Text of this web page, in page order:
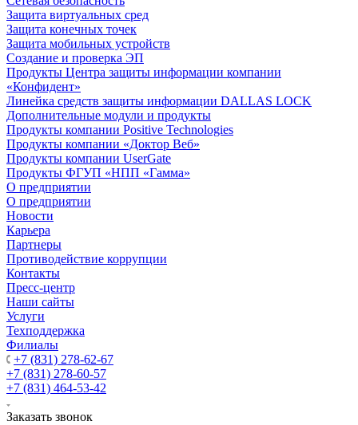
Защита виртуальных сред
Защита конечных точек
Защита мобильных устройств
Создание и проверка ЭП
Продукты Центра защиты информации компании
«Конфидент»
Линейка средств защиты информации DALLAS LOCK
Дополнительные модули и продукты
Продукты компании Positive Technologies
Продукты компании «Доктор Веб»
Продукты компании UserGate
Продукты ФГУП «НПП «Гамма»
О предприятии
О предприятии
Новости
Карьера
Партнеры
Противодействие коррупции
Контакты
Пресс-центр
Наши сайты
Услуги
Техподдержка
Филиалы
+7 (831) 278-62-67
+7 (831) 278-60-57
+7 (831) 464-53-42
Заказать звонок